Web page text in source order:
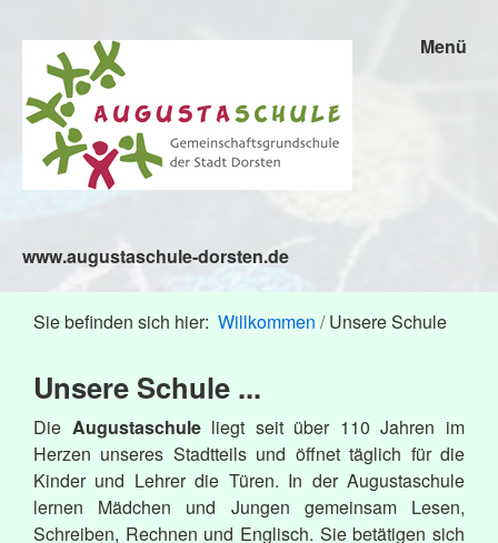
www.augustaschule-dorsten.de
Menü
Sie befinden sich hier: Willkommen / Unsere Schule
Unsere Schule ...
Die Augustaschuleliegt seit über 110 Jahren im
Herzen unseres Stadtteils und öffnet täglich für die
Kinder und Lehrer die Türen. In der Augustaschule
lernen Mädchen und Jungen gemeinsam Lesen,
Schreiben, Rechnen und Englisch. Sie betätigen sich